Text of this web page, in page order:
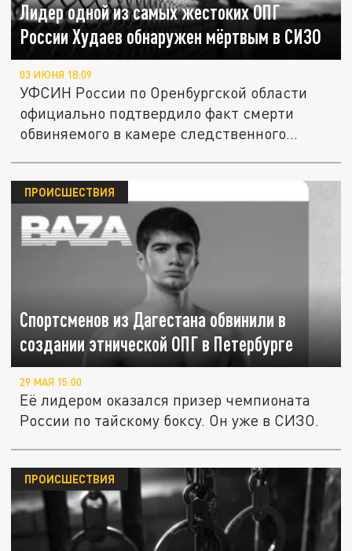
Лидер одной из самых жестоких ОПГ
России Худаев обнаружен мёртвым в СИЗО
03 ИЮНЯ 18:09
УФСИН России по Оренбургской области
официально подтвердило факт смерти
обвиняемого в камере следственного...
Спортсменов из Дагестана обвинили в
создании этнической ОПГ в Петербурге
ПРОИСШЕСТВИЯ
29 МАЯ 15:00
Её лидером оказался призер чемпионата
России по тайскому боксу. Он уже в СИЗО.
ПРОИСШЕСТВИЯ